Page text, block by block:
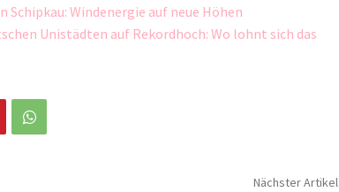
Schipkau: Windenergie auf neue Höhen
Unistädten auf Rekordhoch: Wo lohnt sich das
Nächster Artikel